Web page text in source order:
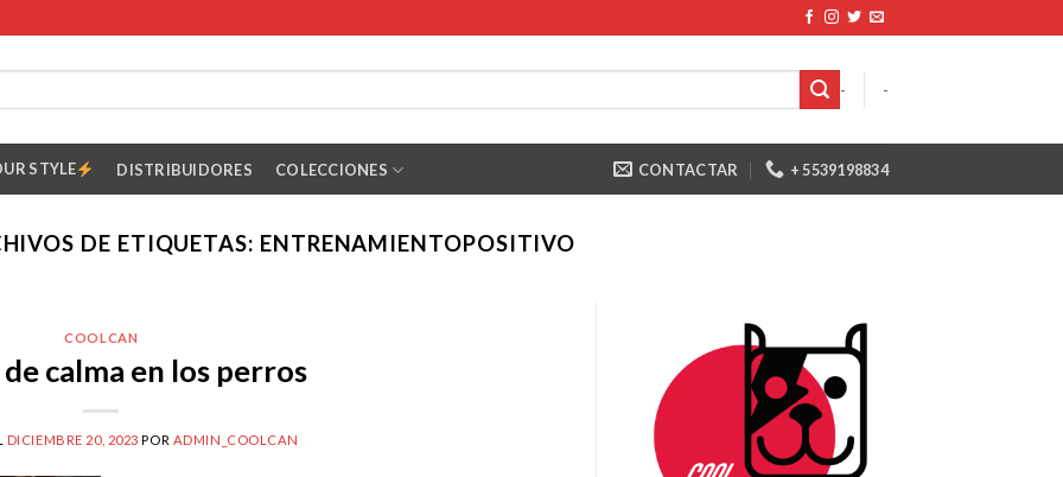
- -
STYLE DISTRIBUIDORES COLECCIONES CONTACTAR + 5539198834
DE ETIQUETAS: ENTRENAMIENTOPOSITIVO
COOLCAN
de calma en los perros
DICIEMBRE 20, 2023 POR ADMIN_COOLCAN